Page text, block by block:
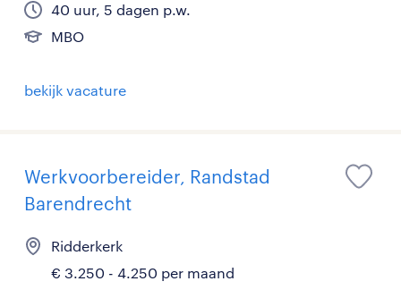
40 uur, 5 dagen p.w.
MBO
bekijk vacature
Werkvoorbereider, Randstad
Barendrecht
Ridderkerk
€ 3.250 - 4.250 per maand